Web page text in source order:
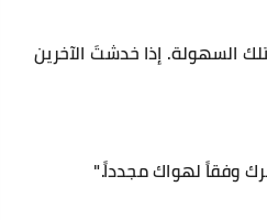
السهولة. إذا خدشتَ الآخرين
وفقاً لهواك مجدداً."